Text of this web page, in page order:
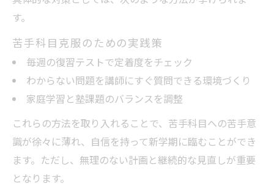
す。
苦手科目克服のための実践策
毎週の復習テストで定着度をチェック
わからない問題を講師にすぐ質問できる環境づくり
家庭学習と塾課題のバランスを調整
これらの方法を取り入れることで、苦手科目への苦手意
識が徐々に薄れ、自信を持って新学期に臨むことができ
ます。ただし、無理のない計画と継続的な見直しが重要
となります。